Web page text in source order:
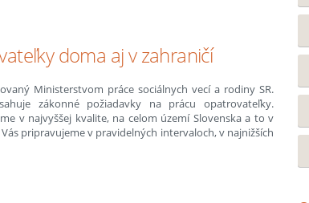
doma aj v zahraničí
Ministerstvom práce sociálnych vecí a rodiny SR.
zákonné požiadavky na prácu opatrovateľky.
v najvyššej kvalite, na celom území Slovenska a to v
pripravujeme v pravidelných intervaloch, v najnižších